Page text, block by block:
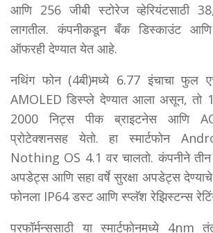
आणि 256 जीबी स्टोरेज व्हेरियंटसाठी
लागतील. कंपनीकडून बँक डिस्काउंट
ऑफरही देण्यात येत आहे.
नथिंग फोन (4बी)मध्ये 6.77 इंचाचा फुल
AMOLED डिस्प्ले देण्यात आला असून, तो
2000 निट्स पीक ब्राइटनेस आणि
प्रोटेक्शनसह येतो. हा स्मार्टफोन
Nothing OS 4.1 वर चालतो. कंपनीने
अपडेट्स आणि सहा वर्षे सुरक्षा अपडेट्स
फोनला IP64 डस्ट आणि स्प्लॅश रेझिस्टन्स
परफॉर्मन्ससाठी या स्मार्टफोनमध्ये 4nm